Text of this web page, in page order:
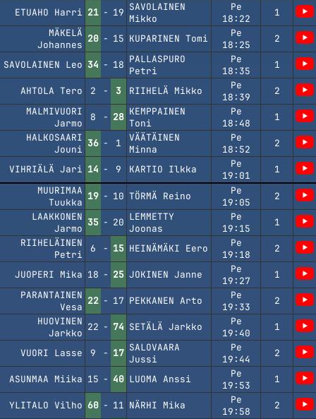
ETUAHO Harri 21 - 19 SAVOLAINEN
Mikko
Pe
18:22
1
MÄKELÄ
Johannes
20 - 15 KUPARINEN Tomi
Pe
18:25
2
SAVOLAINEN Leo 34 - 18 PALLASPURO
Petri
Pe
18:35
1
AHTOLA Tero 2 - 3 RIIHELÄ Mikko
Pe
18:39
2
MALMIVUORI
Jarmo
8 - 28 KEMPPAINEN
Toni
Pe
18:48
1
HALKOSAARI
Jouni
36 - 1
VÄÄTÄINEN
Minna
Pe
18:52
2
VIHRIÄLÄ Jari 14 - 9 KARTIO Ilkka
Pe
19:01
1
MUURIMAA
Tuukka
19 - 10 TÖRMÄ Reino
Pe
19:05
2
LAAKKONEN
Jarmo
35 - 20 LEMMETTY
Joonas
Pe
19:15
1
RIIHELÄINEN
Petri
6 - 15 HEINÄMÄKI Eero
Pe
19:18
2
JUOPERI Mika 18 - 25 JOKINEN Janne
Pe
19:27
1
PARANTAINEN
Vesa
22 - 17 PEKKANEN Arto
Pe
19:33
2
HUOVINEN
Jarkko
22 - 74 SETÄLÄ Jarkko
Pe
19:40
1
VUORI Lasse 9 - 17 SALOVAARA
Jussi
Pe
19:44
2
ASUNMAA Miika 15 - 40 LUOMA Anssi
Pe
19:53
1
YLITALO Vilho 60 - 11 NÄRHI Mika
Pe
19:58
2